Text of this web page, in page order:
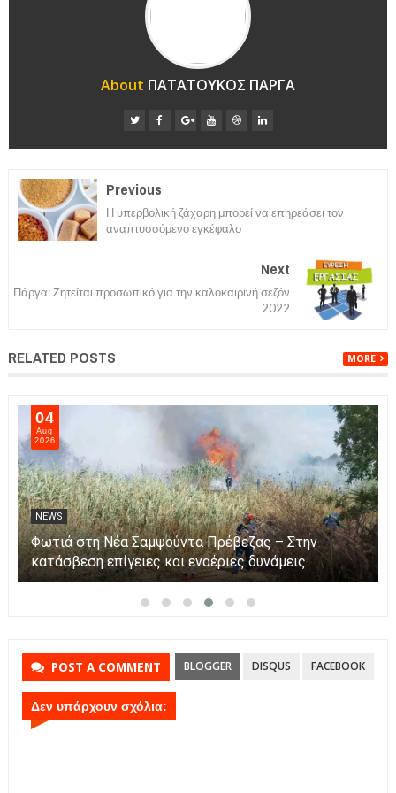
About ΠΑΤΑΤΟΥΚΟΣ ΠΑΡΓΑ
Previous
Η υπερβολική ζάχαρη μπορεί να επηρεάσει τον
αναπτυσσόμενο εγκέφαλο
Next
Πάργα: Ζητείται προσωπικό για την καλοκαιρινή σεζόν
2022
RELATED POSTS MORE
05
Aug
2026
NEWS
Αυξήθηκαν τα τροχαία και οι νεκροί στην Ήπειρο
τον Ιούλιο – Πάνω από 5.500 παραβάσεις
POST A COMMENT BLOGGER DISQUS FACEBOOK
Δεν υπάρχουν σχόλια: